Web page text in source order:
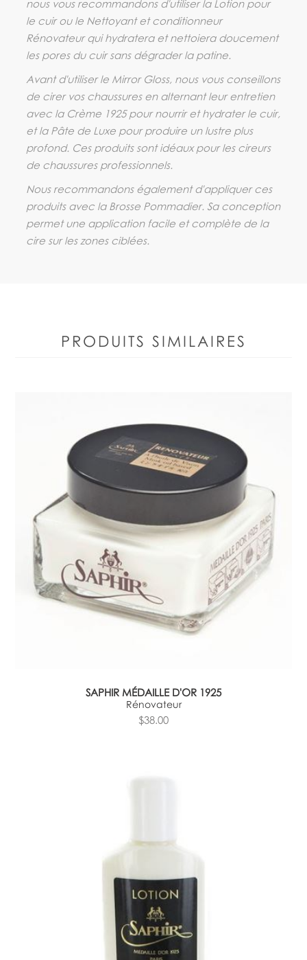
nous vous recommandons d'utiliser la Lotion pour
le cuir ou le Nettoyant et conditionneur
Rénovateur qui hydratera et nettoiera doucement
les pores du cuir sans dégrader la patine.
Avant d'utiliser le Mirror Gloss, nous vous conseillons
de cirer vos chaussures en alternant leur entretien
avec la Crème 1925 pour nourrir et hydrater le cuir,
et la Pâte de Luxe pour produire un lustre plus
profond. Ces produits sont idéaux pour les cireurs
de chaussures professionnels.
Nous recommandons également d'appliquer ces
produits avec la Brosse Pommadier. Sa conception
permet une application facile et complète de la
cire sur les zones ciblées.
PRODUITS SIMILAIRES
SAPHIR MÉDAILLE D'OR 1925
Rénovateur
$38.00